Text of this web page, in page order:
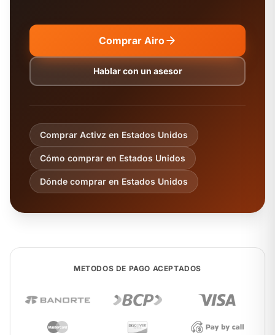
Comprar Airo
Hablar con un asesor
Comprar Activz en Estados Unidos
Cómo comprar en Estados Unidos
Dónde comprar en Estados Unidos
METODOS DE PAGO ACEPTADOS